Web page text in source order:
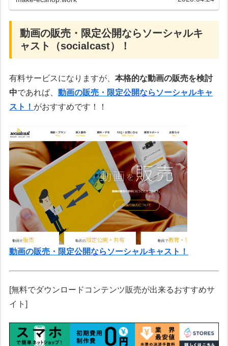
動画の販売・限定公開ならソーシャルキ
ャスト（socialcast）！
有料サービスになりますが、本格的な動画の販売を検討
中であれば、動画の販売・限定公開ならソーシャルキャ
スト！ がおすすめです！！
動画の販売・限定公開ならソーシャルキャスト！
[無料でダウンロードコンテンツ販売が出来るおすすめサ
イト]